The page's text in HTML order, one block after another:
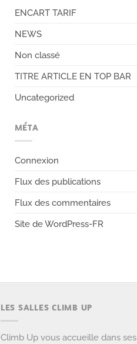
ENCART TARIF
NEWS
Non classé
TITRE ARTICLE EN TOP BAR
Uncategorized
MÉTA
Connexion
Flux des publications
Flux des commentaires
Site de WordPress-FR
LES SALLES CLIMB UP
Climb Up vous accueille dans ses